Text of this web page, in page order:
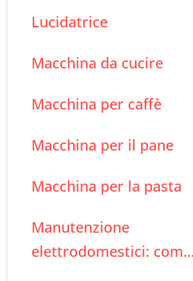
Lucidatrice
Macchina da cucire
Macchina per caffè
Macchina per il pane
Macchina per la pasta
Manutenzione
elettrodomestici: come